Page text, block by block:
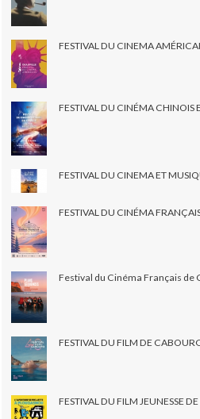
FESTIVAL DU CINEMA
FESTIVAL DU CINÉMA CHINOIS
FESTIVAL DU CINEMA ET
FESTIVAL DU CINÉMA
Festival du Cinéma Français de
FESTIVAL DU FILM DE
FESTIVAL DU FILM JEUNESSE